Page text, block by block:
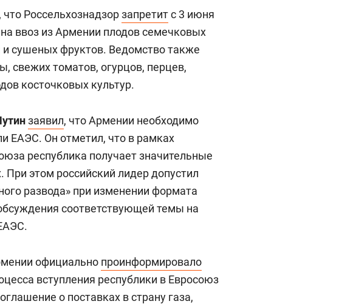
Россельхознадзорзапретитс 3 июня
ввоз из Армении плодов семечковых
и сушеных фруктов. Ведомство также
свежих томатов, огурцов, перцев,
косточковых культур.
заявил, что Армении необходимо
ЕАЭС. Он отметил, что в рамках
республика получает значительные
этом российский лидер допустил
развода» при изменении формата
соответствующей темы на
официально проинформировало
вступления республики в Евросоюз
о поставках в страну газа,